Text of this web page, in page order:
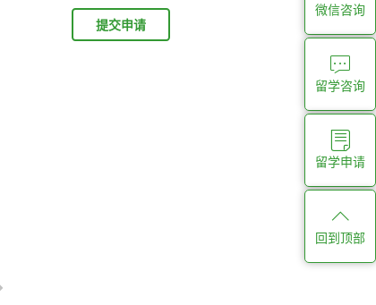
微信咨询
留学咨询
留学申请
回到顶部